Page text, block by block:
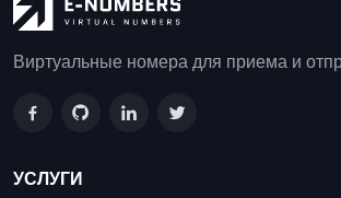
Виртуальные номера для приема и
УСЛУГИ